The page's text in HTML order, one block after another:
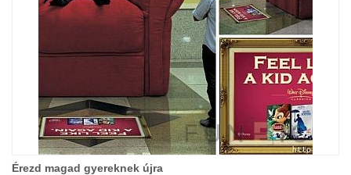
Érezd magad gyereknek újra